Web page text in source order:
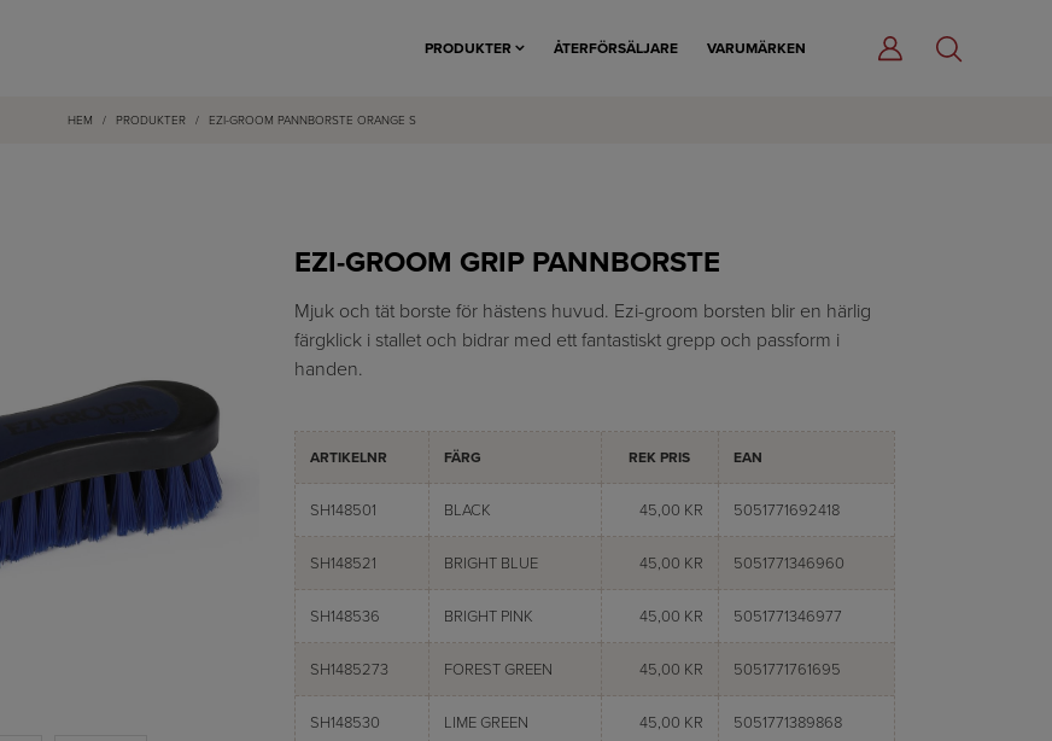
PRODUKTER ÅTERFÖRSÄLJARE VARUMÄRKEN
HEM / PRODUKTER / EZI-GROOM PANNBORSTE ORANGE S
EZI-GROOM GRIP PANNBORSTE
Mjuk och tät borste för hästens huvud. Ezi-groom borsten blir en härlig
färgklick i stallet och bidrar med ett fantastiskt grepp och passform i
handen.
ARTIKELNR FÄRG REK PRIS EAN
SH148501 BLACK 45,00 KR 5051771692418
SH148521 BRIGHT BLUE 45,00 KR 5051771346960
SH148536 BRIGHT PINK 45,00 KR 5051771346977
SH1485273 FOREST GREEN 45,00 KR 5051771761695
SH148530 LIME GREEN 45,00 KR 5051771389868